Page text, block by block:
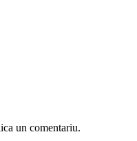
un comentariu.